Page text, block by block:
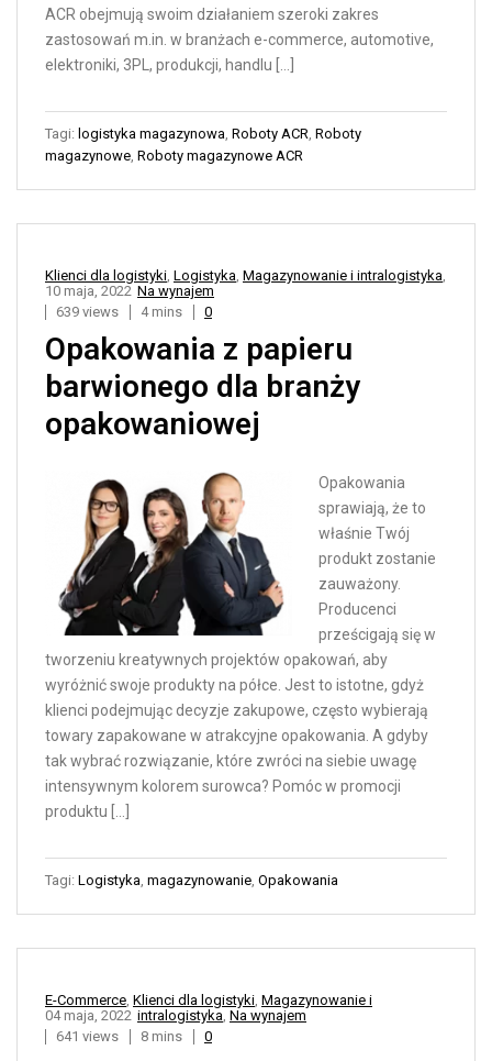
ACR obejmują swoim działaniem szeroki zakres
zastosowań m.in. w branżach e-commerce, automotive,
elektroniki, 3PL, produkcji, handlu […]
Tagi: logistyka magazynowa, Roboty ACR, Roboty
magazynowe, Roboty magazynowe ACR
Klienci dla logistyki, Logistyka, Magazynowanie i intralogistyka,
Na wynajem
10 maja, 2022
639 views
4 mins 0
Opakowania z papieru
barwionego dla branży
opakowaniowej
Opakowania
sprawiają, że to
właśnie Twój
produkt zostanie
zauważony.
Producenci
prześcigają się w
tworzeniu kreatywnych projektów opakowań, aby
wyróżnić swoje produkty na półce. Jest to istotne, gdyż
klienci podejmując decyzje zakupowe, często wybierają
towary zapakowane w atrakcyjne opakowania. A gdyby
tak wybrać rozwiązanie, które zwróci na siebie uwagę
intensywnym kolorem surowca? Pomóc w promocji
produktu […]
Tagi: Logistyka, magazynowanie, Opakowania
E-Commerce, Klienci dla logistyki, Magazynowanie i
intralogistyka, Na wynajem
04 maja, 2022
641 views
8 mins 0